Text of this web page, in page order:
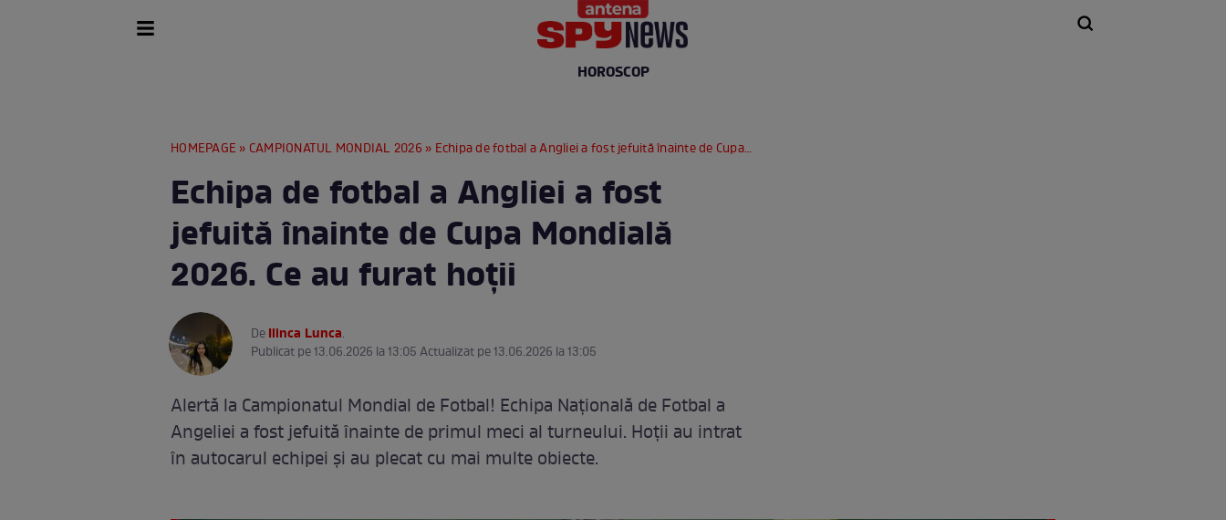
HOROSCOP
HOMEPAGE » CAMPIONATUL MONDIAL 2026 » Echipa de fotbal a Angliei a fost jefuită înainte de Cupa Mondială 2026. Ce au furat hoții
Echipa de fotbal a Angliei a fost
jefuită înainte de Cupa Mondială
2026. Ce au furat hoții
DeIlinca Lunca.
Publicat pe 13.06.2026 la 13:05 Actualizat pe 13.06.2026 la 13:05
Alertă la Campionatul Mondial de Fotbal! Echipa Națională de Fotbal a
Angeliei a fost jefuită înainte de primul meci al turneului. Hoții au intrat
în autocarul echipei și au plecat cu mai multe obiecte.